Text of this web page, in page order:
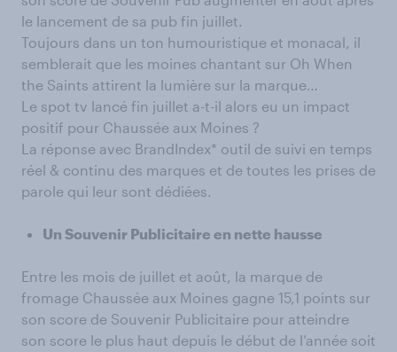
le lancement de sa pub fin juillet.
Toujours dans un ton humouristique et monacal, il
semblerait que les moines chantant sur Oh When
the Saints attirent la lumière sur la marque…
Le spot tv lancé fin juillet a-t-il alors eu un impact
positif pour Chaussée aux Moines ?
La réponse avec BrandIndex* outil de suivi en temps
réel & continu des marques et de toutes les prises de
parole qui leur sont dédiées.
Un Souvenir Publicitaire en nette hausse
Entre les mois de juillet et août, la marque de
fromage Chaussée aux Moines gagne 15,1 points sur
son score de Souvenir Publicitaire pour atteindre
son score le plus haut depuis le début de l’année soit